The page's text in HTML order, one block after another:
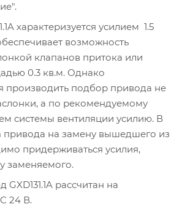
характеризуется усилием 1.5
возможность
клапанов притока или
0.3 кв.м. Однако
производить подбор привода не
а по рекомендуемому
системы вентиляции усилию. В
привода на замену вышедшего из
придерживаться усилия,
заменяемого.
рассчитан на
24 В.